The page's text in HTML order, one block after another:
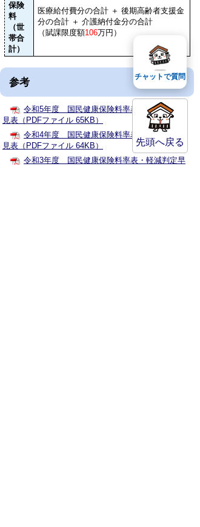
保険
料
（世
帯合
計）
医療給付費分の合計 ＋ 後期高齢者支援金
分の合計 ＋ 介護納付金分の合計
（賦課限度額106万円）
参考
令和5年度 国民健康保険料率表・軽減判定早
見表（PDFファイル 65KB）
令和4年度 国民健康保険料率表・軽減判定早
見表（PDFファイル 64KB）
令和3年度 国民健康保険料率表・軽減判定早
先頭へ戻る
チャットで質問